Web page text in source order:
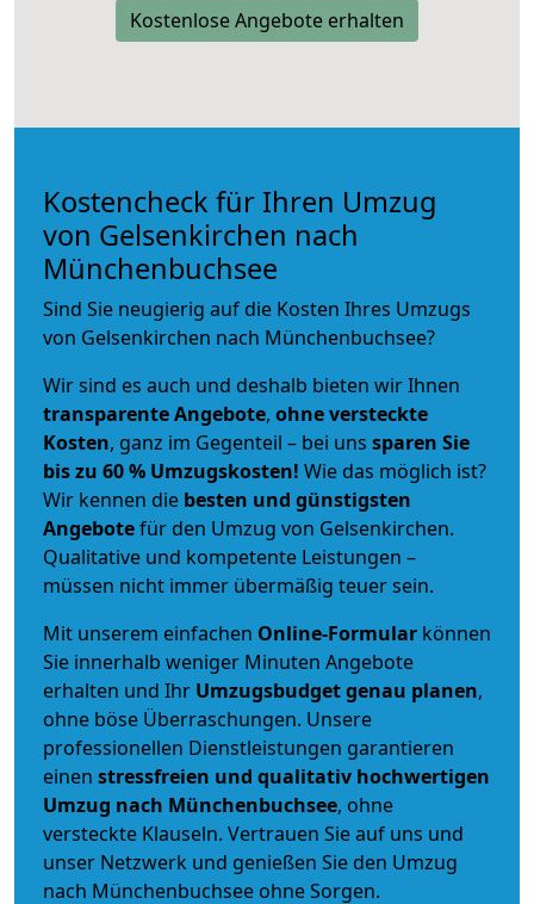
Kostenlose Angebote erhalten
Kostencheck für Ihren Umzug
von Gelsenkirchen nach
Münchenbuchsee
Sind Sie neugierig auf die Kosten Ihres Umzugs
von Gelsenkirchen nach Münchenbuchsee?
Wir sind es auch und deshalb bieten wir Ihnen
transparente Angebote, ohne versteckte
Kosten, ganz im Gegenteil – bei uns sparen Sie
bis zu 60 % Umzugskosten! Wie das möglich ist?
Wir kennen die besten und günstigsten
Angebotefür den Umzug von Gelsenkirchen.
Qualitative und kompetente Leistungen –
müssen nicht immer übermäßig teuer sein.
Mit unserem einfachen Online-Formular können
Sie innerhalb weniger Minuten Angebote
erhalten und Ihr Umzugsbudgetgenau planen,
ohne böse Überraschungen. Unsere
professionellen Dienstleistungen garantieren
einen stressfreien und qualitativ hochwertigen
Umzug nach Münchenbuchsee, ohne
versteckte Klauseln. Vertrauen Sie auf uns und
unser Netzwerk und genießen Sie den Umzug
nach Münchenbuchsee ohne Sorgen.